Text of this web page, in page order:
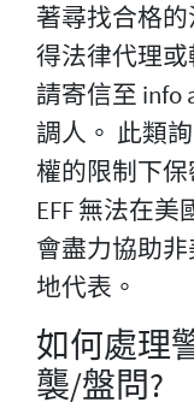
著尋找合格
得法律代理或
請寄信至 info
調人。 此類
權的限制下
EFF 無法在
會盡力協助
地代表。
如何處理
襲/盤問?